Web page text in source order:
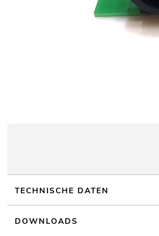
TECHNISCHE DATEN
DOWNLOADS